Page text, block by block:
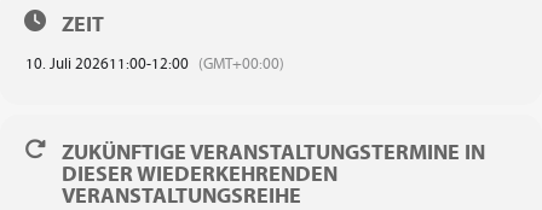
ZEIT
10. Juli 202611:00-12:00 (GMT+00:00)
ZUKÜNFTIGE VERANSTALTUNGSTERMINE IN
DIESER WIEDERKEHRENDEN
VERANSTALTUNGSREIHE